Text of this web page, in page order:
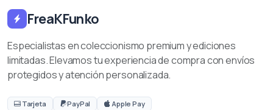
FreaKFunko
Especialistas en coleccionismo premium y ediciones
limitadas. Elevamos tu experiencia de compra con envíos
protegidos y atención personalizada.
Tarjeta PayPal Apple Pay